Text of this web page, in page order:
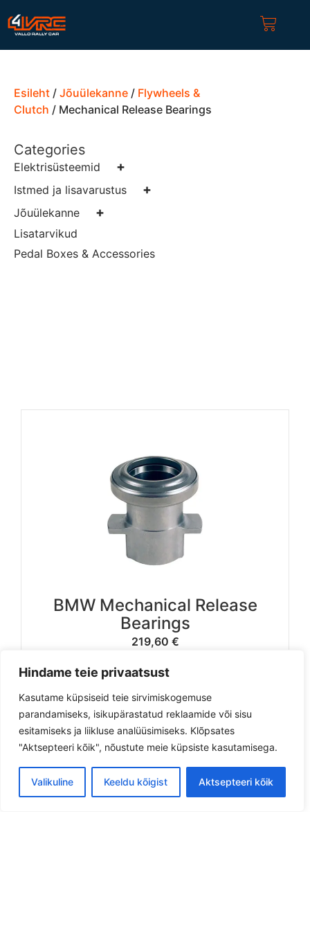
Hindame teie privaatsust
Kasutame küpsiseid teie sirvimiskogemuse
parandamiseks, isikupärastatud reklaamide või sisu
esitamiseks ja liikluse analüüsimiseks. Klõpsates
"Aktsepteeri kõik", nõustute meie küpsiste kasutamisega.
Valikuline Keeldu kõigist Aktsepteeri kõik
Esileht / Jõuülekanne / Flywheels &
Clutch / Mechanical Release Bearings
Categories
Elektrisüsteemid +
Istmed ja lisavarustus +
Jõuülekanne +
Lisatarvikud
Pedal Boxes & Accessories
BMW Mechanical Release
Bearings
219,60 €
Vali
Can't find a product you're looking for? Send
us an inquiry.